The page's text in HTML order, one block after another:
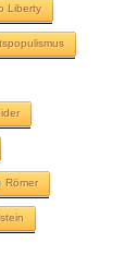
Liberty
Römer